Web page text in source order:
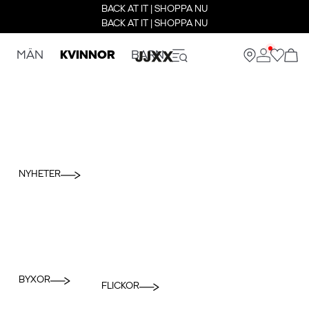
BACK AT IT | SHOPPA NU
BACK AT IT | SHOPPA NU
MÄN KVINNOR BARN
NYHETER
BYXOR
FLICKOR